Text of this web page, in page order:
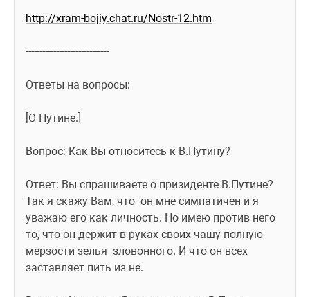
http://xram-bojiy.chat.ru/Nostr-12.htm
------------------------------
Ответы на вопросы:
[О Путине.]
Вопрос: Как Вы относитесь к В.Путину?
Ответ: Вы спрашиваете о призиденте В.Путине?
Так я скажу Вам, что  он мне симпатичен и я
уважаю его как личность. Но имею против него
то, что он держит в руках своих чашу полную
мерзости зелья  зловонного. И что он всех
заставляет пить из не.